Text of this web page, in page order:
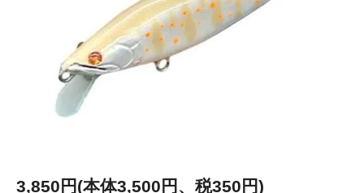
3,850円(本体3,500円、税350円)